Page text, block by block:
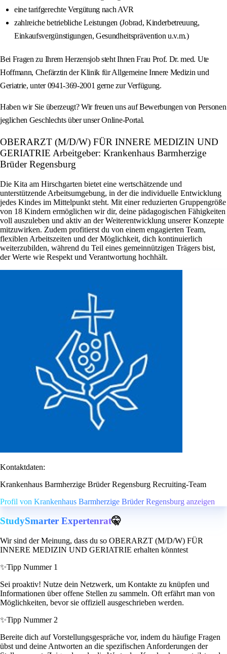
eine tarifgerechte Vergütung nach AVR
zahlreiche betriebliche Leistungen (Jobrad, Kinderbetreuung,
Einkaufsvergünstigungen, Gesundheitsprävention u.v.m.)
Bei Fragen zu Ihrem Herzensjob steht Ihnen Frau Prof. Dr. med. Ute
Hoffmann, Chefärztin der Klinik für Allgemeine Innere Medizin und
Geriatrie, unter 0941-369-2001 gerne zur Verfügung.
Haben wir Sie überzeugt? Wir freuen uns auf Bewerbungen von Personen
jeglichen Geschlechts über unser Online-Portal.
OBERARZT (M/D/W) FÜR INNERE MEDIZIN UND
GERIATRIE Arbeitgeber: Krankenhaus Barmherzige
Brüder Regensburg
Die Kita am Hirschgarten bietet eine wertschätzende und
unterstützende Arbeitsumgebung, in der die individuelle Entwicklung
jedes Kindes im Mittelpunkt steht. Mit einer reduzierten Gruppengröße
von 18 Kindern ermöglichen wir dir, deine pädagogischen Fähigkeiten
voll auszuleben und aktiv an der Weiterentwicklung unserer Konzepte
mitzuwirken. Zudem profitierst du von einem engagierten Team,
flexiblen Arbeitszeiten und der Möglichkeit, dich kontinuierlich
weiterzubilden, während du Teil eines gemeinnützigen Trägers bist,
der Werte wie Respekt und Verantwortung hochhält.
Kontaktdaten:
Krankenhaus Barmherzige Brüder Regensburg Recruiting-Team
Profil von Krankenhaus Barmherzige Brüder Regensburg anzeigen
StudySmarter Expertenrat🤫
Wir sind der Meinung, dass du so OBERARZT (M/D/W) FÜR
INNERE MEDIZIN UND GERIATRIE erhalten könntest
✨Tipp Nummer 1
Sei proaktiv! Nutze dein Netzwerk, um Kontakte zu knüpfen und
Informationen über offene Stellen zu sammeln. Oft erfährt man von
Möglichkeiten, bevor sie offiziell ausgeschrieben werden.
✨Tipp Nummer 2
Bereite dich auf Vorstellungsgespräche vor, indem du häufige Fragen
übst und deine Antworten an die spezifischen Anforderungen der